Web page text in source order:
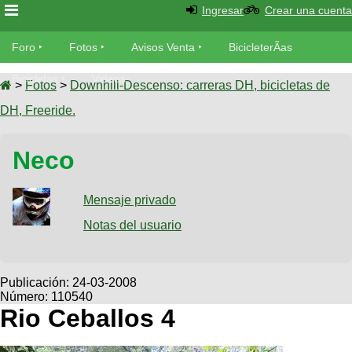
Foro
Foro
TÃ©cnica
Fotos
tu foto
Galeria
XC
Viajes
Descenso
SUBÃ
tu
Buscar
Ultimos
Fotos
BicicleterÃ­
as
Bicicletas
Tandem
Videos
Cicloturismo
Ingresar Crear una cuenta
Foro Fotos Avisos Venta BicicleterÃ­as
Bicicletas Videos
> Fotos > Downhill-Descenso: carreras DH, bicicletas de
DH, Freeride.
Neco
Mensaje privado
Notas del usuario
Publicación: 24-03-2008
Número: 110540
Rio Ceballos 4